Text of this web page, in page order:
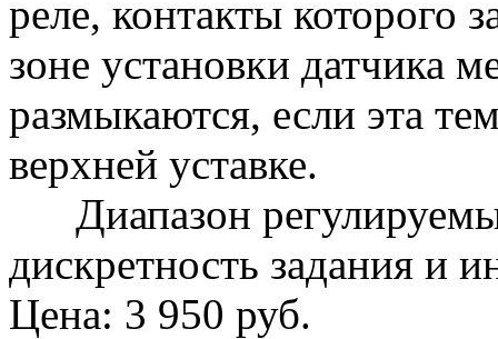
реле, контакты которого
зоне установки датчика
размыкаются, если эта
верхней уставке.
Диапазон
дискретность задания и
Цена: 3 950 руб.